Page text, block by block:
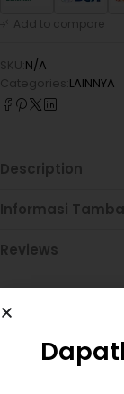
Add to compare
SKU: N/A
Categories: LAINNYA
Description
Informasi
Reviews